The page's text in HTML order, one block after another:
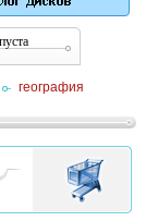
/ география
В
КОРЗИНУ